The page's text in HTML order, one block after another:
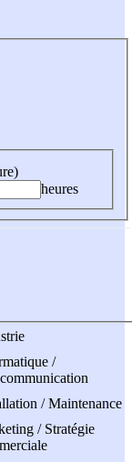
heures
/
/ Maintenance
/ Stratégie